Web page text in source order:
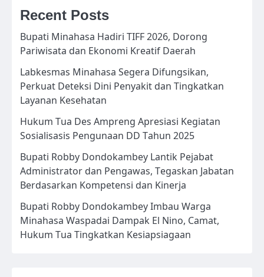
Recent Posts
Bupati Minahasa Hadiri TIFF 2026, Dorong
Pariwisata dan Ekonomi Kreatif Daerah
Labkesmas Minahasa Segera Difungsikan,
Perkuat Deteksi Dini Penyakit dan Tingkatkan
Layanan Kesehatan
Hukum Tua Des Ampreng Apresiasi Kegiatan
Sosialisasis Pengunaan DD Tahun 2025
Bupati Robby Dondokambey Lantik Pejabat
Administrator dan Pengawas, Tegaskan Jabatan
Berdasarkan Kompetensi dan Kinerja
Bupati Robby Dondokambey Imbau Warga
Minahasa Waspadai Dampak El Nino, Camat,
Hukum Tua Tingkatkan Kesiapsiagaan